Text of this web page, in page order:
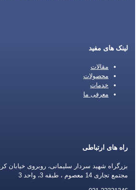
لینک های مفید
مقالات
محصولات
خدمات
معرفی ما
راه های ارتباطی
بزرگراه شهید سردار سلیمانی، روبروی خیابان
مجتمع تجاری 14 معصوم ، طبقه 3، واحد 3